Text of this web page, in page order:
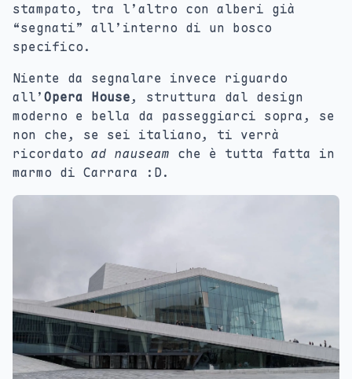
stampato, tra l’altro con alberi già
“segnati” all’interno di un bosco
specifico.
Niente da segnalare invece riguardo
all’Opera House, struttura dal design
moderno e bella da passeggiarci sopra, se
non che, se sei italiano, ti verrà
ricordato ad nauseam che è tutta fatta in
marmo di Carrara :D.